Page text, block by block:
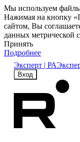
Мы используем
Нажимая на кнопку
сайтом, Вы
данных метрической
Принять
Подробнее
Эксперт | РА
Вход